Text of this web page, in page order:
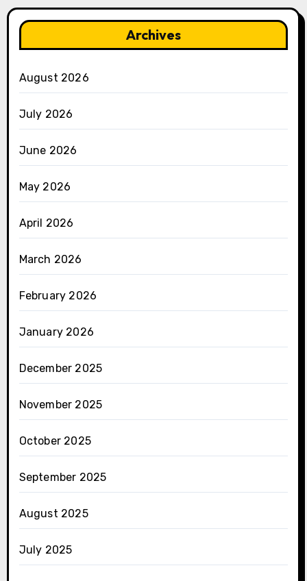
Archives
August 2026
July 2026
June 2026
May 2026
April 2026
March 2026
February 2026
January 2026
December 2025
November 2025
October 2025
September 2025
August 2025
July 2025